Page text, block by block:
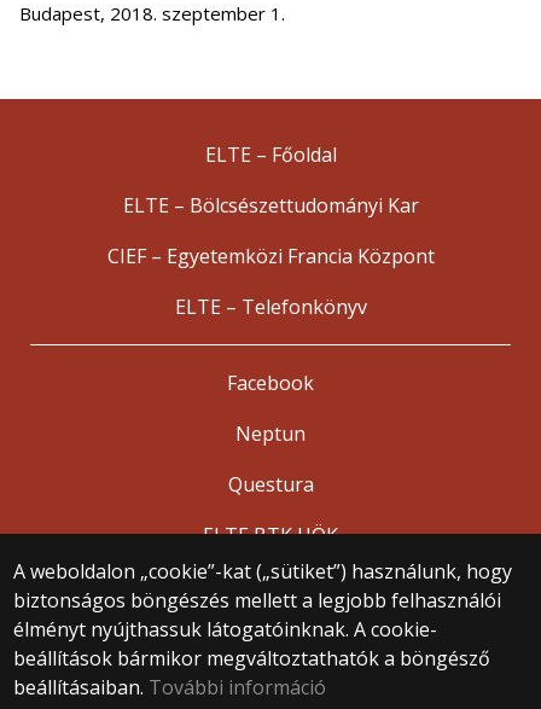
Budapest, 2018. szeptember 1.
A weboldalon „cookie”-kat („sütiket”) használunk, hogy
biztonságos böngészés mellett a legjobb felhasználói
élményt nyújthassuk látogatóinknak. A cookie-
beállítások bármikor megváltoztathatók a böngésző
beállításaiban. További információ
ELTE – Főoldal
ELTE – Bölcsészettudományi Kar
CIEF – Egyetemközi Francia Központ
ELTE – Telefonkönyv
Facebook
Neptun
Questura
ELTE BTK HÖK
© 2025 Eötvös Loránd Tudományegyetem
Minden jog fenntartva.
1053 Budapest, Egyetem tér 1–3.
Központi telefonszám: +36 1 411 6500